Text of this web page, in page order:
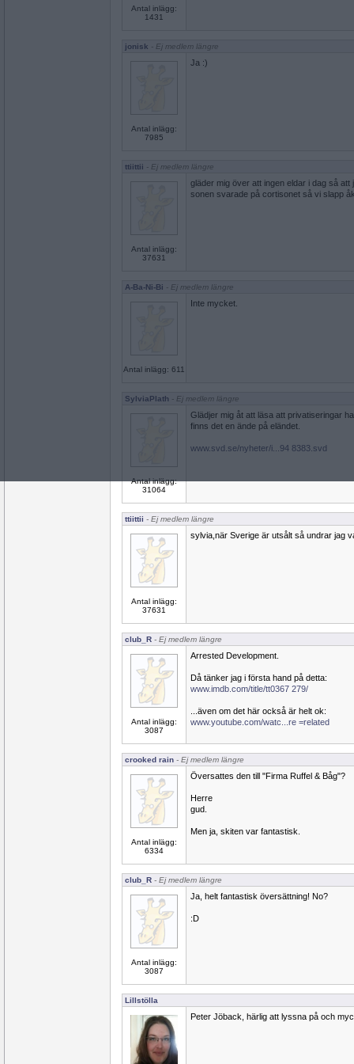
Antal inlägg:
1431
jonisk - Ej medlem längre
Antal inlägg:
7985
Ja :)
ttiittii - Ej medlem längre
Antal inlägg:
37631
gläder mig över att ingen eldar i dag så
sonen svarade på cortisonet så vi slapp
A-Ba-Ni-Bi - Ej medlem längre
Antal inlägg: 611
Inte mycket.
SylviaPlath - Ej medlem längre
Antal inlägg:
31064
Glädjer mig åt att läsa att privatiseringar
finns det en ände på eländet.
www.svd.se/nyheter/i...94 8383.svd
ttiittii - Ej medlem längre
Antal inlägg:
37631
sylvia,när Sverige är utsålt så undrar jag
club_R - Ej medlem längre
Antal inlägg:
3087
Arrested Development.
Då tänker jag i första hand på detta:
www.imdb.com/title/tt0367 279/
...även om det här också är helt ok:
www.youtube.com/watc...re =related
crooked rain - Ej medlem längre
Antal inlägg:
6334
Översattes den till "Firma Ruffel & Båg"?
Herre
gud.
Men ja, skiten var fantastisk.
club_R - Ej medlem längre
Antal inlägg:
3087
Ja, helt fantastisk översättning! No?
:D
Lillstölla
Peter Jöback, härlig att lyssna på och